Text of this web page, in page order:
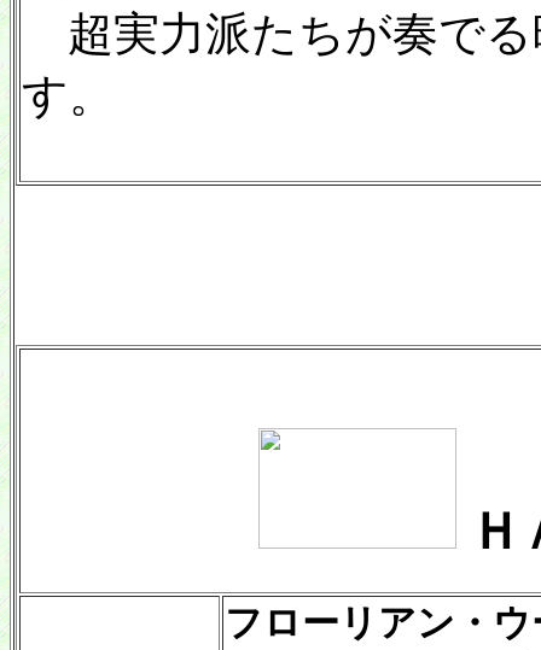
超実力派たちが奏でる
す。
フローリアン・